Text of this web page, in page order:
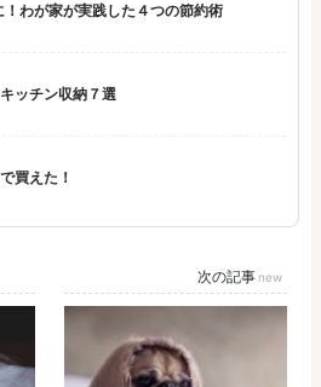
わが家が実践した４つの節約術
ッチン収納７選
買えた！
次の記事